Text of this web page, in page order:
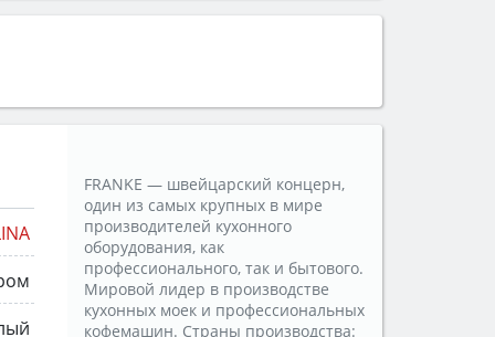
FRANKE — швейцарский концерн,
один из самых крупных в мире
производителей кухонного
оборудования, как
профессионального, так и бытового.
Мировой лидер в производстве
кухонных моек и профессиональных
кофемашин. Страны производства: